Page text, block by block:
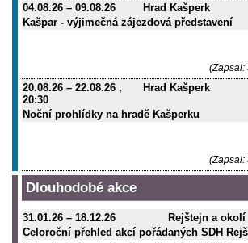
04.08.26 – 09.08.26
Hrad Kašperk
Kašpar - výjimečná zájezdová představení
(Zapsal:
20.08.26 – 22.08.26 ,
20:30
Hrad Kašperk
Noční prohlídky na hradě Kašperku
(Zapsal:
Dlouhodobé akce
31.01.26 – 18.12.26
Rejštejn a okolí
Celoroční přehled akcí pořádaných SDH